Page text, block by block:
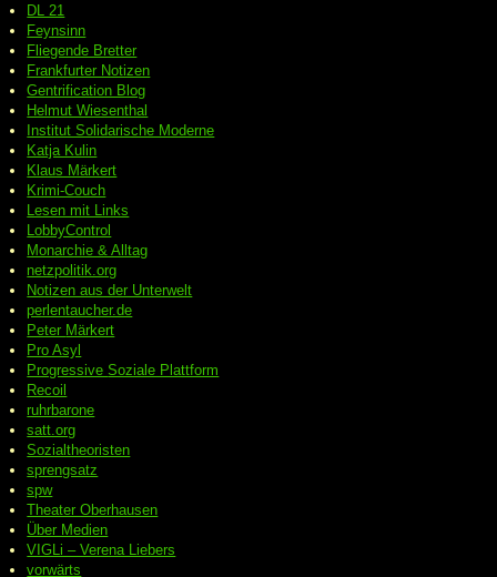
DL 21
Feynsinn
Fliegende Bretter
Frankfurter Notizen
Gentrification Blog
Helmut Wiesenthal
Institut Solidarische Moderne
Katja Kulin
Klaus Märkert
Krimi-Couch
Lesen mit Links
LobbyControl
Monarchie & Alltag
netzpolitik.org
Notizen aus der Unterwelt
perlentaucher.de
Peter Märkert
Pro Asyl
ProgressiveSoziale Plattform
Recoil
ruhrbarone
satt.org
Sozialtheoristen
sprengsatz
spw
Theater Oberhausen
Über Medien
VIGLi – Verena Liebers
vorwärts